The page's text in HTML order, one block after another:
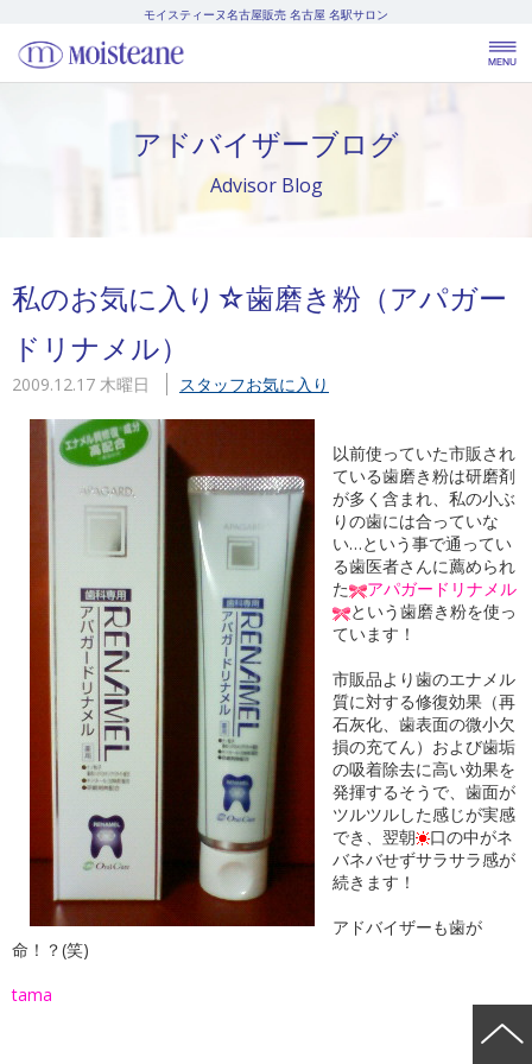
モイスティーヌ名古屋販売 名古屋 名駅サロン
アドバイザーブログ
Advisor Blog
私のお気に入り☆歯磨き粉（アパガー
ドリナメル）
2009.12.17 木曜日 スタッフお気に入り
以前使っていた市販され
ている歯磨き粉は研磨剤
が多く含まれ、私の小ぶ
りの歯には合っていな
い…という事で通ってい
る歯医者さんに薦められ
た
アパガードリナメル
という歯磨き粉を使っ
ています！
市販品より歯のエナメル
質に対する修復効果（再
石灰化、歯表面の微小欠
損の充てん）および歯垢
の吸着除去に高い効果を
発揮するそうで、歯面が
ツルツルした感じが実感
でき、翌朝
口の中がネ
バネバせずサラサラ感が
続きます！
アドバイザーも歯が
命！？(笑)
tama